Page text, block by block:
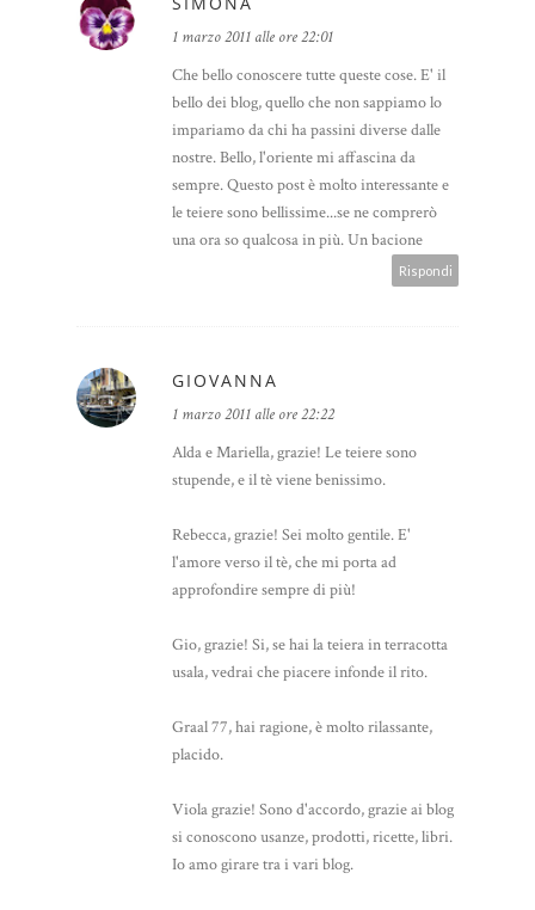
1 marzo 2011 alle ore 22:01
Che bello conoscere tutte queste cose. E' il
bello dei blog, quello che non sappiamo lo
impariamo da chi ha passini diverse dalle
nostre. Bello, l'oriente mi affascina da
sempre. Questo post è molto interessante e
le teiere sono bellissime...se ne comprerò
una ora so qualcosa in più. Un bacione
Rispondi
GIOVANNA
1 marzo 2011 alle ore 22:22
Alda e Mariella, grazie! Le teiere sono
stupende, e il tè viene benissimo.
Rebecca, grazie! Sei molto gentile. E'
l'amore verso il tè, che mi porta ad
approfondire sempre di più!
Gio, grazie! Si, se hai la teiera in terracotta
usala, vedrai che piacere infonde il rito.
Graal 77, hai ragione, è molto rilassante,
placido.
Viola grazie! Sono d'accordo, grazie ai blog
si conoscono usanze, prodotti, ricette, libri.
Io amo girare tra i vari blog.